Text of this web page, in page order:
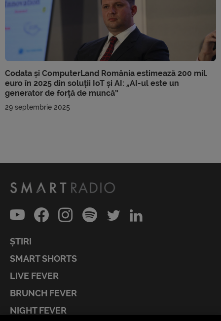
Codata și ComputerLand România estimează 200 mil.
euro în 2025 din soluții IoT și AI: „AI-ul este un
generator de forță de muncă”
29 septembrie 2025
ȘTIRI
SMART SHORTS
LIVE FEVER
BRUNCH FEVER
NIGHT FEVER